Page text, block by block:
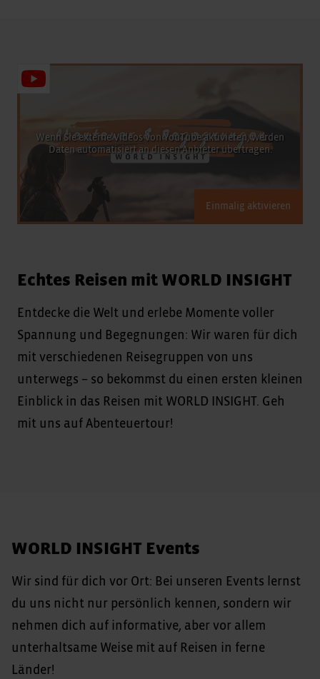
Wenn Sie externe Videos von YouTube aktivieren, werden
Daten automatisiert an diesen Anbieter übertragen.
Einmalig aktivieren
Echtes Reisen mit WORLD INSIGHT
Entdecke die Welt und erlebe Momente voller
Spannung und Begegnungen: Wir waren für dich
mit verschiedenen Reisegruppen von uns
unterwegs – so bekommst du einen ersten kleinen
Einblick in das Reisen mit WORLD INSIGHT. Geh
mit uns auf Abenteuertour!
WORLD INSIGHT Events
Wir sind für dich vor Ort: Bei unseren Events lernst
du uns nicht nur persönlich kennen, sondern wir
nehmen dich auf informative, aber vor allem
unterhaltsame Weise mit auf Reisen in ferne
Länder!